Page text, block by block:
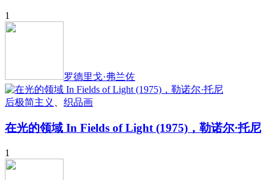
1
罗德里戈·弗兰佐
后极简主义 织品画
在光的领域 In Fields of Light (1975)，勒诺尔·托尼
1